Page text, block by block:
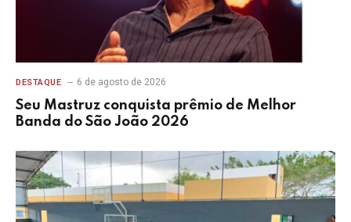
DESTAQUE 6 de agosto de 2026
Seu Mastruz conquista prêmio de Melhor
Banda do São João 2026